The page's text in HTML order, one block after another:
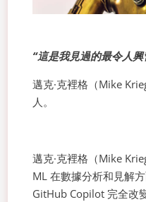
“這是我見過的最令人興
邁克·克裡格（Mike
人。
邁克·克裡格（Mike
ML 在數據分析和見解
GitHub Copilot 完全改